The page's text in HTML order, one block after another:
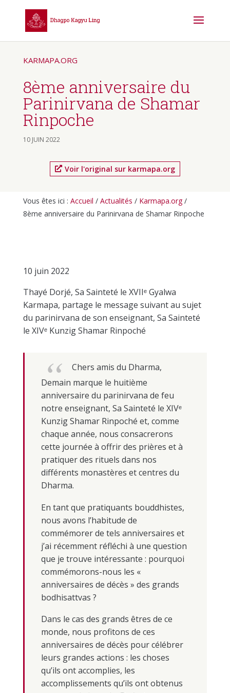
KARMAPA.ORG
8ème anniversaire du
Parinirvana de Shamar
Rinpoche
10 JUIN 2022
Voir l'original sur karmapa.org
Vous êtes ici : Accueil / Actualités / Karmapa.org/
8ème anniversaire du Parinirvana de Shamar Rinpoche
10 juin 2022
Thayé Dorjé, Sa Sainteté le XVIIᵉ Gyalwa
Karmapa, partage le message suivant au sujet
du parinirvana de son enseignant, Sa Sainteté
le XIVᵉ Kunzig Shamar Rinpoché
Chers amis du Dharma,
Demain marque le huitième
anniversaire du parinirvana de feu
notre enseignant, Sa Sainteté le XIVᵉ
Kunzig Shamar Rinpoché et, comme
chaque année, nous consacrerons
cette journée à offrir des prières et à
pratiquer des rituels dans nos
différents monastères et centres du
Dharma.
En tant que pratiquants bouddhistes,
nous avons l’habitude de
commémorer de tels anniversaires et
j’ai récemment réfléchi à une question
que je trouve intéressante : pourquoi
commémorons-nous les «
anniversaires de décès » des grands
bodhisattvas ?
Dans le cas des grands êtres de ce
monde, nous profitons de ces
anniversaires de décès pour célébrer
leurs grandes actions : les choses
qu’ils ont accomplies, les
accomplissements qu’ils ont obtenus